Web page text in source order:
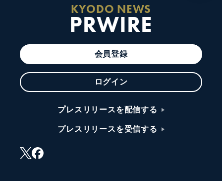
KYODO NEWS
PRWIRE
会員登録
ログイン
プレスリリースを配信する
プレスリリースを受信する